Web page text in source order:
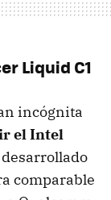
Liquid C1
incógnita
el Intel
comparable